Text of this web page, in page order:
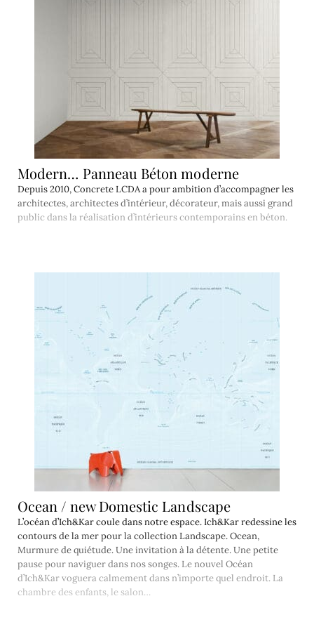
Modern… Panneau Béton moderne
Depuis 2010, Concrete LCDA a pour ambition d’accompagner les
architectes, architectes d’intérieur, décorateur, mais aussi grand
public dans la réalisation d’intérieurs contemporains en béton.
Ocean / new Domestic Landscape
L’océan d’Ich&Kar coule dans notre espace. Ich&Kar redessine les
contours de la mer pour la collection Landscape. Ocean,
Murmure de quiétude. Une invitation à la détente. Une petite
pause pour naviguer dans nos songes. Le nouvel Océan
d’Ich&Kar voguera calmement dans n’importe quel endroit. La
chambre des enfants, le salon…